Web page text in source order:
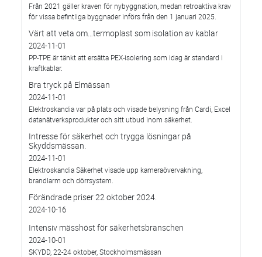
Från 2021 gäller kraven för nybyggnation, medan retroaktiva krav
för vissa befintliga byggnader införs från den 1 januari 2025.
Värt att veta om…termoplast som isolation av kablar
2024-11-01
PP-TPE är tänkt att ersätta PEX-isolering som idag är standard i
kraftkablar.
Bra tryck på Elmässan
2024-11-01
Elektroskandia var på plats och visade belysning från Cardi, Excel
datanätverksprodukter och sitt utbud inom säkerhet.
Intresse för säkerhet och trygga lösningar på
Skyddsmässan.
2024-11-01
Elektroskandia Säkerhet visade upp kameraövervakning,
brandlarm och dörrsystem.
Förändrade priser 22 oktober 2024.
2024-10-16
Intensiv mässhöst för säkerhetsbranschen
2024-10-01
SKYDD, 22-24 oktober, Stockholmsmässan